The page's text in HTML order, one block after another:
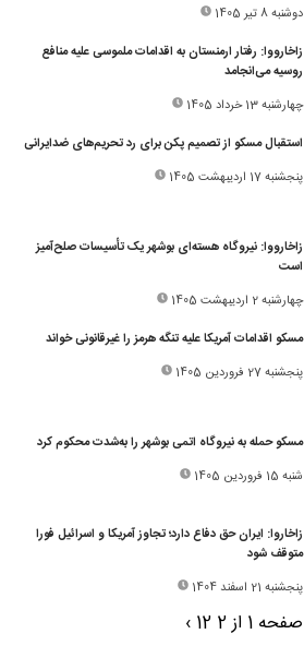
دوشنبه 8 تیر 1405
زاخارووا: رفتار ارمنستان به اقدامات ملموسی علیه منافع
روسیه می‌انجامد
چهارشنبه 13 خرداد 1405
استقبال مسکو از تصمیم پکن برای رد تحریم‌های ضدایرانی
پنجشنبه 17 اردیبهشت 1405
زاخارووا: نیروگاه هسته‌ای بوشهر یک تأسیسات صلح‌آمیز
است
چهارشنبه 2 اردیبهشت 1405
مسکو اقدامات آمریکا علیه تنگه هرمز را غیرقانونی خواند
پنجشنبه 27 فروردین 1405
مسکو حمله به نیروگاه اتمی بوشهر را به‌شدت محکوم کرد
شنبه 15 فروردین 1405
زاخاروا: ایران حق دفاع دارد؛ تجاوز آمریکا و اسرائیل فورا
متوقف شود
پنجشنبه 21 اسفند 1404
صفحه 1 از 2 12
›